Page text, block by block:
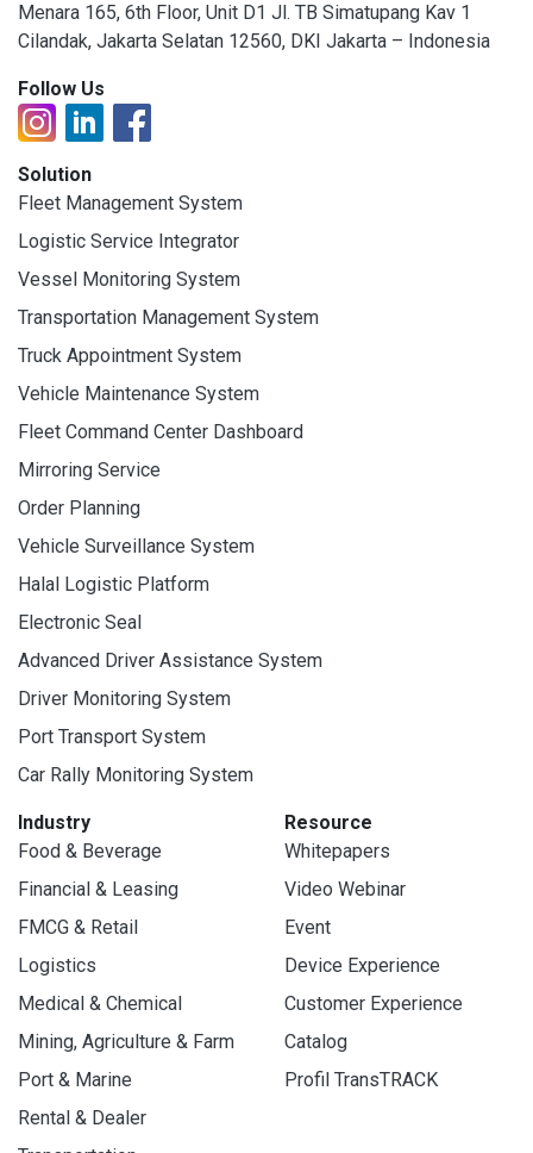
Menara 165, 6th Floor, Unit D1 Jl. TB Simatupang Kav 1
Cilandak, Jakarta Selatan 12560, DKI Jakarta – Indonesia
Follow Us
Solution
Fleet Management System
Logistic Service Integrator
Vessel Monitoring System
Transportation Management System
Truck Appointment System
Vehicle Maintenance System
Fleet Command Center Dashboard
Mirroring Service
Order Planning
Vehicle Surveillance System
Halal Logistic Platform
Electronic Seal
Advanced Driver Assistance System
Driver Monitoring System
Port Transport System
Car Rally Monitoring System
Industry
Food & Beverage
Financial & Leasing
FMCG & Retail
Logistics
Medical & Chemical
Mining, Agriculture & Farm
Port & Marine
Rental & Dealer
Resource
Whitepapers
Video Webinar
Event
Device Experience
Customer Experience
Catalog
Profil TransTRACK